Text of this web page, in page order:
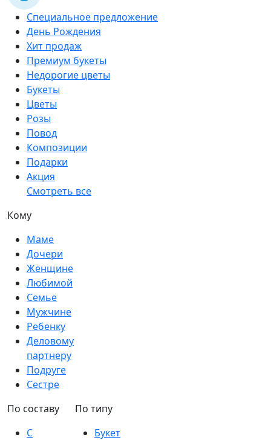
Специальное предложение
День Рождения
Хит продаж
Премиум букеты
Недорогие цветы
Букеты
Цветы
Розы
Повод
Композиции
Подарки
Акция
Смотреть все
Кому
Маме
Дочери
Женщине
Любимой
Семье
Мужчине
Ребенку
Деловому
партнеру
Подруге
Сестре
По составу
С
По типу
Букет